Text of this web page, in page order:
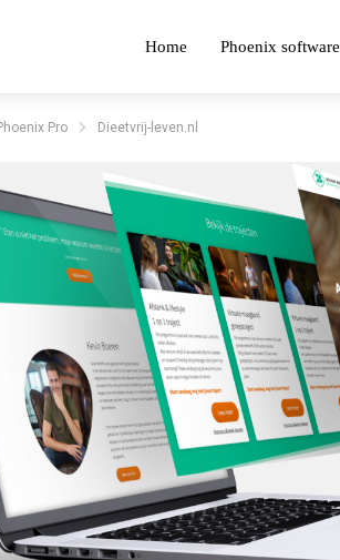
Home Phoenix software
Pro Dieetvrij-leven.nl